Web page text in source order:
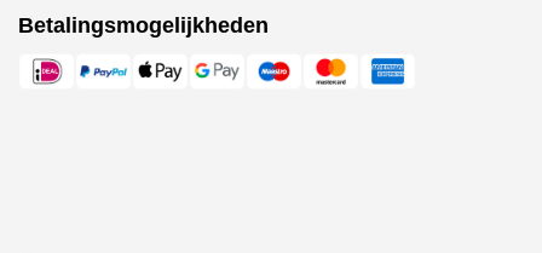
Betalingsmogelijkheden